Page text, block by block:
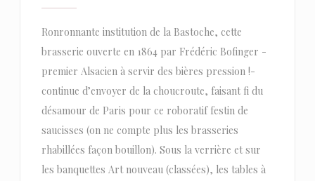
Ronronnante institution de la Bastoche, cette
brasserie ouverte en 1864 par Frédéric Bofinger -
premier Alsacien à servir des bières pression !-
continue d’envoyer de la choucroute, faisant fi du
désamour de Paris pour ce roboratif festin de
saucisses (on ne compte plus les brasseries
rhabillées façon bouillon). Sous la verrière et sur
les banquettes Art nouveau (classées), les tables à